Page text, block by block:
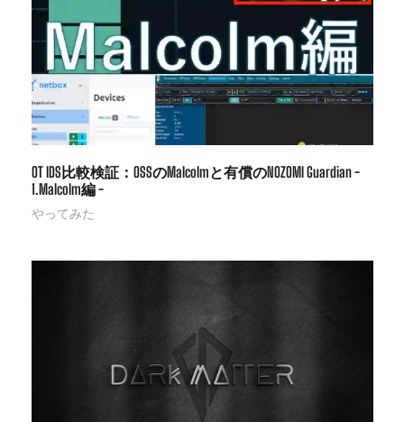
OT IDS比較検証：OSSのMalcolmと有償のNOZOMI Guardian -
1.Malcolm編 -
やってみた